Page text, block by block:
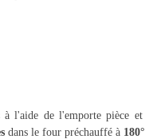
l'aide de l'emporte pièce
dans le four préchauffé à 180°